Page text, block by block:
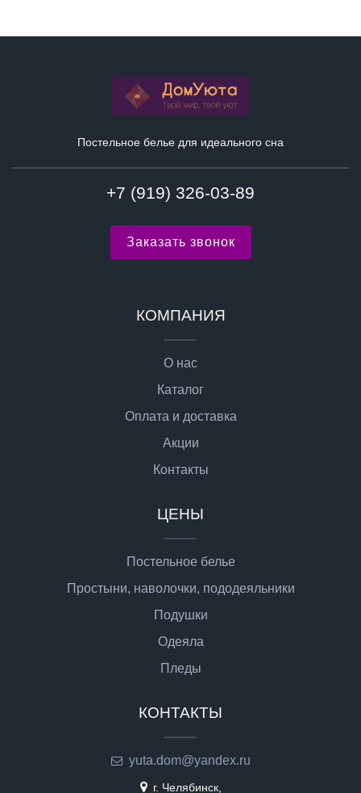
Постельное белье для идеального сна
+7 (919) 326-03-89
Заказать звонок
КОМПАНИЯ
О нас
Каталог
Оплата и доставка
Акции
Контакты
ЦЕНЫ
Постельное белье
Простыни, наволочки, пододеяльники
Подушки
Одеяла
Пледы
КОНТАКТЫ
yuta.dom@yandex.ru
г. Челябинск,